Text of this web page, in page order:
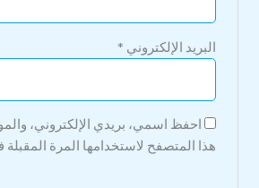
البريد الإلكتروني *
احفظ اسمي، بريدي الإلكتروني،
هذا المتصفح لاستخدامها المرة